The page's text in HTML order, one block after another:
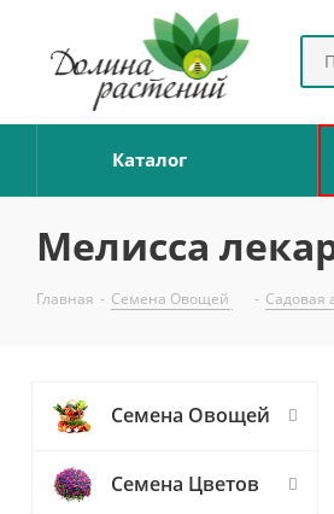
Каталог
Мелисса
Главная - Семена Овощей - Садовая
Семена Овощей
Семена Цветов